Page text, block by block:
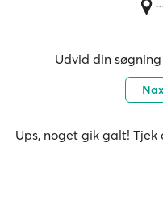
Udvid din
Ups, noget gik galt!